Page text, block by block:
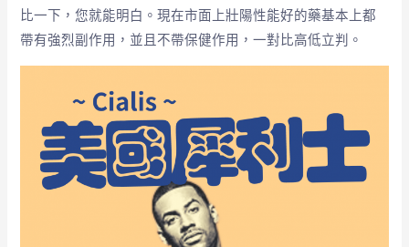
比一下，您就能明白。現在市面上壯陽性能好的藥基本上都
帶有強烈副作用，並且不帶保健作用，一對比高低立判。